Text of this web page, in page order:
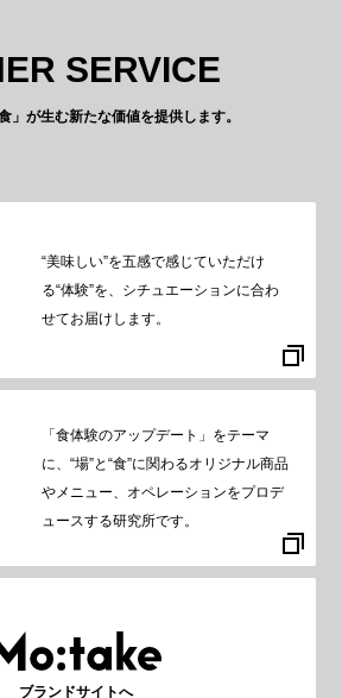
SERVICE
」が生む新たな価値を提供します。
“美味しい”を五感で感じていただけ
る“体験”を、シチュエーションに合わ
せてお届けします。
「食体験のアップデート」をテーマ
に、“場”と“食”に関わるオリジナル商品
やメニュー、オペレーションをプロデ
ュースする研究所です。
ブランドサイトへ